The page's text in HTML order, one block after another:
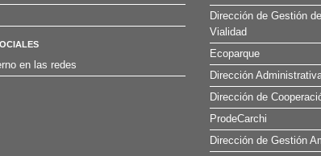
en las redes
Dirección de Gestión
Vialidad
Ecoparque
Dirección
Dirección de
ProdeCarchi
Dirección de Gestión